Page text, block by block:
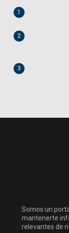
1
2
3
Somos un
mantenerte
relevantes de